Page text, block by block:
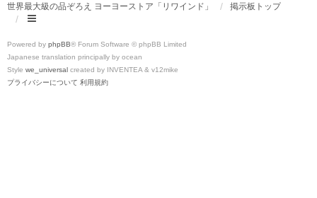
世界最大級の品ぞろえ ヨーヨーストア「リワインド」 掲示板トップ
Powered by phpBB® Forum Software © phpBB Limited
Japanese translation principally by ocean
Style we_universal created by INVENTEA & v12mike
プライバシーについて 利用規約